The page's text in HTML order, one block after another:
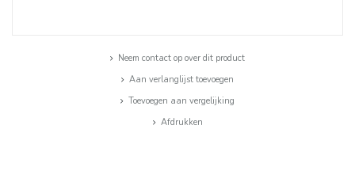
Neem contact op over dit product
Aan verlanglijst toevoegen
Toevoegen aan vergelijking
Afdrukken